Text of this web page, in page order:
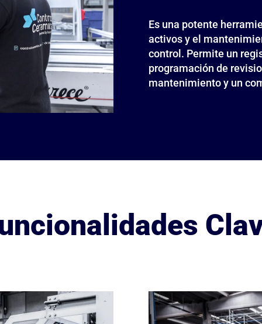
Es una potente
activos y el
control. Permite un
programación de
mantenimiento y un